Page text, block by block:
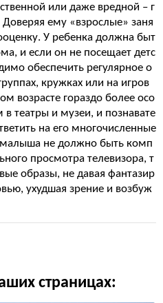
или даже вредной – г
ему «взрослые» заня
У ребенка должна быт
и если он не посещает детс
обеспечить регулярное о
кружках или на игров
возрасте гораздо более осо
в театры и музеи, и познавате
на его многочисленные
не должно быть комп
просмотра телевизора, т
образы, не давая фантазир
ухудшая зрение и возбуж
страницах: